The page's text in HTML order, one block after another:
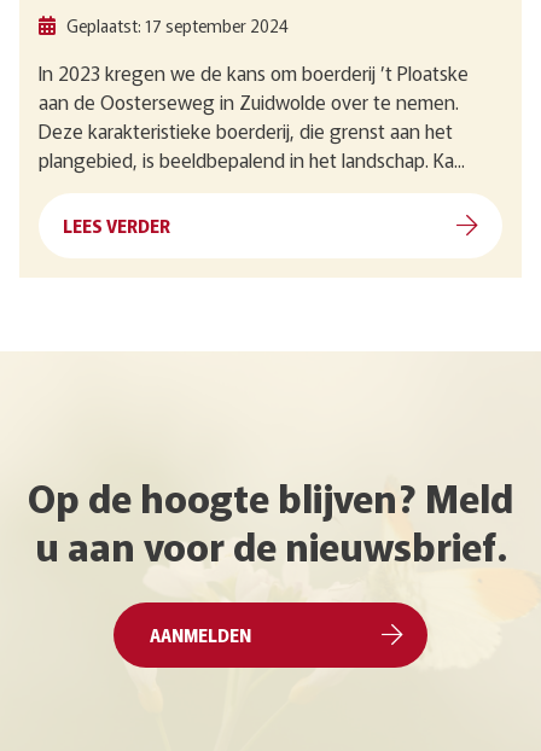
Geplaatst: 17 september 2024
In 2023 kregen we de kans om boerderij ’t Ploatske
aan de Oosterseweg in Zuidwolde over te nemen.
Deze karakteristieke boerderij, die grenst aan het
plangebied, is beeldbepalend in het landschap. Ka...
LEES VERDER
Op de hoogte blijven? Meld
u aan voor de nieuwsbrief.
AANMELDEN